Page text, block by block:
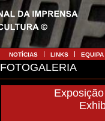
NOTÍCIAS LINKS EQUIPA
FOTOGALERIA